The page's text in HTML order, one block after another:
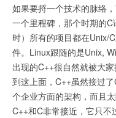
如果要捋一个技术的脉络
一个里程碑，那个时期的
时）所有的项目都在Unix/
件。Linux跟随的是Unix,
出现的C++很自然就被大
到这上面，C++虽然接过
个企业方面的架构，而且
C++和C非常接近，它只不